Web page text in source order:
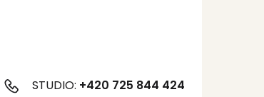
STUDIO: +420 725 844 424